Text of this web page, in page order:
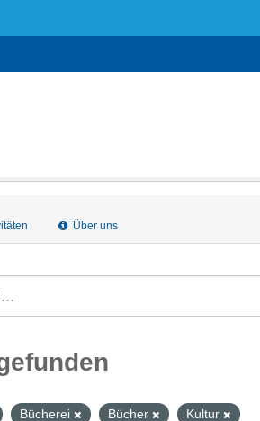
Über uns
Bücherei Bücher
Kultur